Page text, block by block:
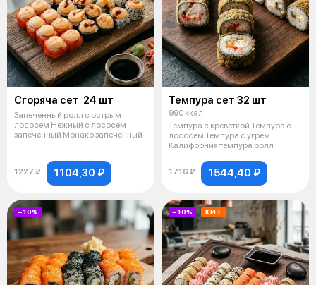
Сгоряча сет 24 шт
Запеченный ролл с острым
лососем Нежный с лососем
запеченный Монако запеченный
1227 ₽ 1104,30 ₽
Темпура сет 32 шт
990 ккал
Темпура с креветкой Темпура с
лососем Темпура с угрем
Калифорния темпура ролл
1716 ₽ 1544,40 ₽
−10% −10% ХИТ